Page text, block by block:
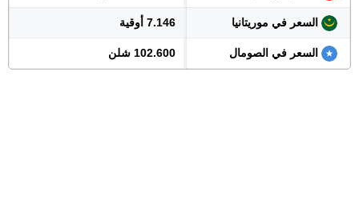
السعر في موريتانيا 7.146 أوقية
السعر في الصومال 102.600 شلن